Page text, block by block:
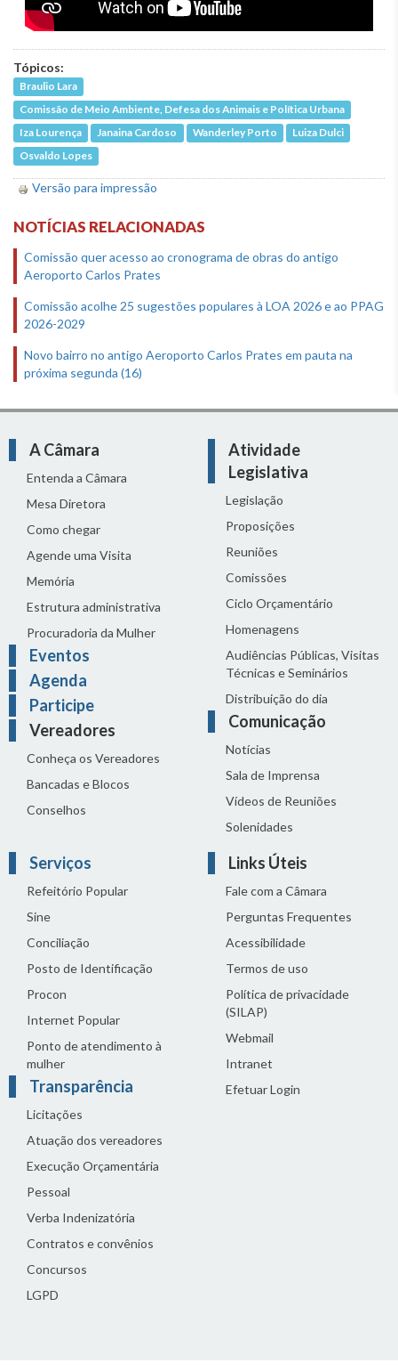
Tópicos:
Braulio Lara
Comissão de Meio Ambiente, Defesa dos Animais e Política Urbana
Iza Lourença
Janaina Cardoso Wanderley Porto
Luiza Dulci
Osvaldo Lopes
Versão para impressão
NOTÍCIAS RELACIONADAS
Comissão quer acesso ao cronograma de obras do antigo
Aeroporto Carlos Prates
Comissão acolhe 25 sugestões populares à LOA 2026 e ao PPAG
2026-2029
Novo bairro no antigo Aeroporto Carlos Prates em pauta na
próxima segunda (16)
A Câmara
Entenda a Câmara
Mesa Diretora
Como chegar
Agende uma Visita
Memória
Estrutura administrativa
Procuradoria da Mulher
Eventos
Agenda
Participe
Vereadores
Conheça os Vereadores
Bancadas e Blocos
Conselhos
Atividade
Legislativa
Legislação
Proposições
Reuniões
Comissões
Ciclo Orçamentário
Homenagens
Audiências Públicas, Visitas
Técnicas e Seminários
Distribuição do dia
Comunicação
Notícias
Sala de Imprensa
Vídeos de Reuniões
Solenidades
Serviços
Refeitório Popular
Sine
Conciliação
Posto de Identificação
Procon
Internet Popular
Ponto de atendimento à
mulher
Transparência
Licitações
Atuação dos vereadores
Execução Orçamentária
Pessoal
Verba Indenizatória
Contratos e convênios
Concursos
LGPD
Links Úteis
Fale com a Câmara
Perguntas Frequentes
Acessibilidade
Termos de uso
Política de privacidade
(SILAP)
Webmail
Intranet
Efetuar Login